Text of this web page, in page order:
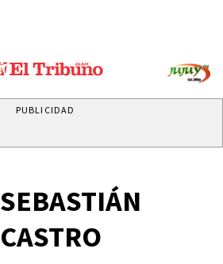
PUBLICIDAD
SEBASTIÁN
CASTRO